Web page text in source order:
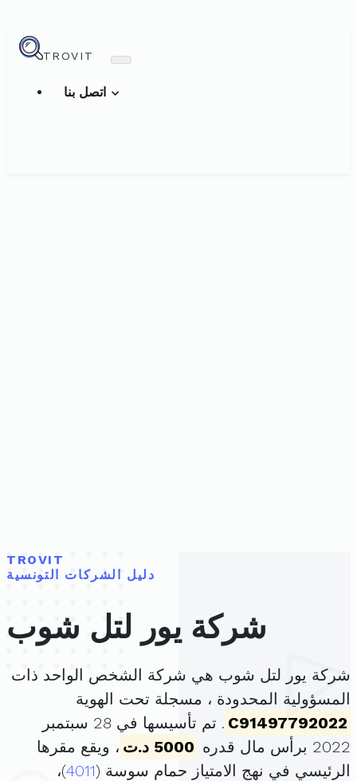
TROVIT
TROVIT
دليل الشركات التونسية
شركة يور لتل شوب
شركة يور لتل شوب هي شركة الشخص الواحد ذات
المسؤولية المحدودة ، مسجلة تحت الهوية
C91497792022
. تم تأسيسها في 28 سبتمبر
2022 برأس مال قدره
5000 د.ت
، ويقع مقرها
الرئيسي في نهج الامتياز حمام سوسة (4011)،